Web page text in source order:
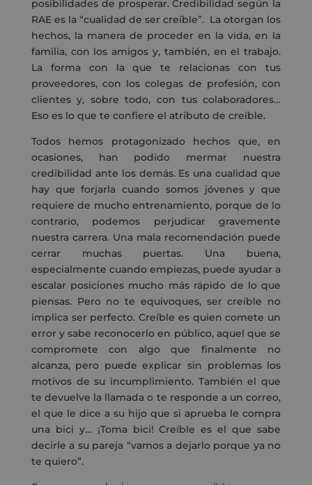
posibilidades de prosperar. Credibilidad según la
RAE es la “cualidad de ser creíble”. La otorgan los
hechos, la manera de proceder en la vida, en la
familia, con los amigos y, también, en el trabajo.
La forma con la que te relacionas con tus
proveedores, con los colegas de profesión, con
clientes y, sobre todo, con tus colaboradores…
Eso es lo que te confiere el atributo de creíble.
Todos hemos protagonizado hechos que, en
ocasiones, han podido mermar nuestra
credibilidad ante los demás. Es una cualidad que
hay que forjarla cuando somos jóvenes y que
requiere de mucho entrenamiento, porque de lo
contrario, podemos perjudicar gravemente
nuestra carrera. Una mala recomendación puede
cerrar muchas puertas. Una buena,
especialmente cuando empiezas, puede ayudar a
escalar posiciones mucho más rápido de lo que
piensas. Pero no te equivoques, ser creíble no
implica ser perfecto. Creíble es quien comete un
error y sabe reconocerlo en público, aquel que se
compromete con algo que finalmente no
alcanza, pero puede explicar sin problemas los
motivos de su incumplimiento. También el que
te devuelve la llamada o te responde a un correo,
el que le dice a su hijo que si aprueba le compra
una bici y… ¡Toma bici! Creíble es el que sabe
decirle a su pareja “vamos a dejarlo porque ya no
te quiero”.